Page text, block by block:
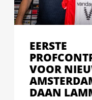
EERSTE
VOOR
DAAN